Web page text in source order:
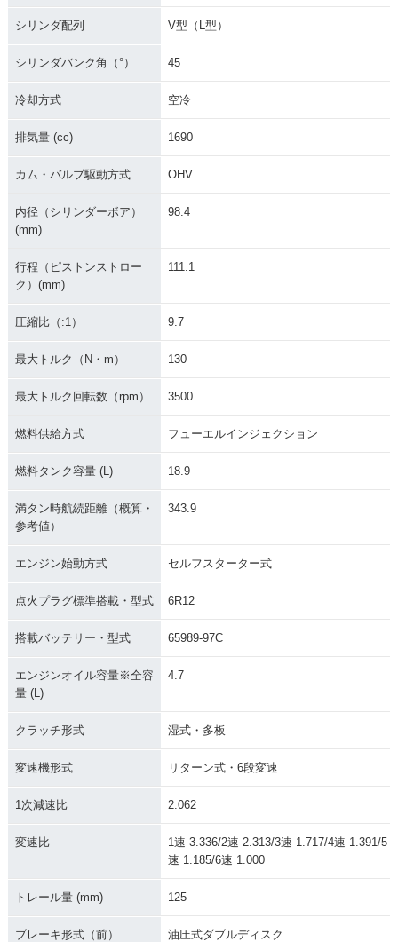
シリンダ配列 V型（L型）
シリンダバンク角（°） 45
冷却方式 空冷
排気量 (cc) 1690
カム・バルブ駆動方式 OHV
内径（シリンダーボア）
(mm)
98.4
行程（ピストンストロー
ク）(mm)
111.1
圧縮比（:1） 9.7
最大トルク（N・m） 130
最大トルク回転数（rpm） 3500
燃料供給方式 フューエルインジェクション
燃料タンク容量 (L) 18.9
満タン時航続距離（概算・
参考値）
343.9
エンジン始動方式 セルフスターター式
点火プラグ標準搭載・型式 6R12
搭載バッテリー・型式 65989-97C
エンジンオイル容量※全容
量 (L)
4.7
クラッチ形式 湿式・多板
変速機形式 リターン式・6段変速
1次減速比 2.062
変速比
1速 3.336/2速 2.313/3速 1.717/4速 1.391/5
速 1.185/6速 1.000
トレール量 (mm) 125
ブレーキ形式（前） 油圧式ダブルディスク